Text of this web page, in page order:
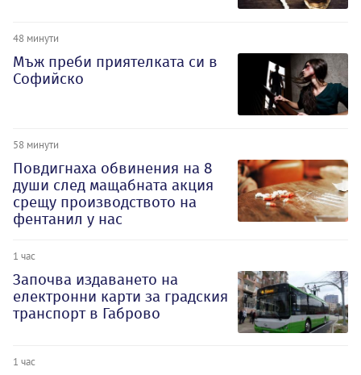
48 минути
Мъж преби приятелката си в
Софийско
58 минути
Повдигнаха обвинения на 8
души след мащабната акция
срещу производството на
фентанил у нас
1 час
Започва издаването на
електронни карти за градския
транспорт в Габрово
1 час